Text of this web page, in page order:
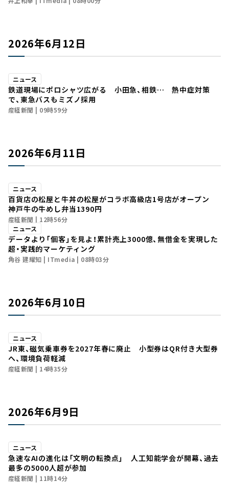
2026年6月12日
ニュース
鉄道現場にポロシャツ広がる 小田急、相鉄… 熱中症対策
で、東急バスもミズノ採用
産経新聞 09時59分
2026年6月11日
ニュース
百貨店の松屋と牛丼の松屋がコラボ高級店1号店がオープン
神戸牛の牛めし弁当1390円
産経新聞
12時56分
ニュース
データより「個客」を見よ！累計売上3000億、無借金を実現した
超・実践的マーケティング
角谷 建耀知 ITmedia 08時03分
2026年6月10日
ニュース
JR東、磁気乗車券を2027年春に廃止 小型券はQR付き大型券
へ、環境負荷軽減
産経新聞 14時35分
2026年6月9日
ニュース
急速なAIの進化は「文明の転換点」 人工知能学会が開幕、過去
最多の5000人超が参加
産経新聞 11時14分